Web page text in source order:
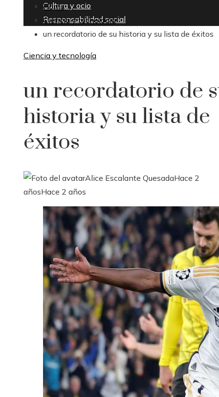
Cultura y ocio
Responsabilidad social
Home
Ciencia y tecnología
un recordatorio de su historia y su lista de éxitos
Ciencia y tecnología
un recordatorio de
historia y su lista de
éxitos
Alice Escalante QuesadaHace 2
añosHace 2 años